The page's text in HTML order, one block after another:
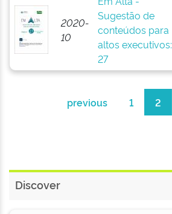
2020-
10
Sugestão de
conteúdos para
altos executivos:
27
previous 1 2
Discover